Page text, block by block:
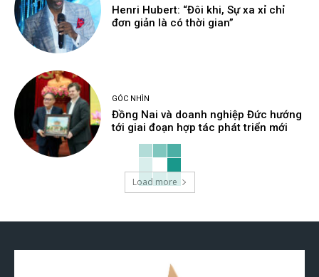
Henri Hubert: “Đôi khi, Sự xa xỉ chỉ
đơn giản là có thời gian”
GÓC NHÌN
Đồng Nai và doanh nghiệp Đức hướng
tới giai đoạn hợp tác phát triển mới
Load more